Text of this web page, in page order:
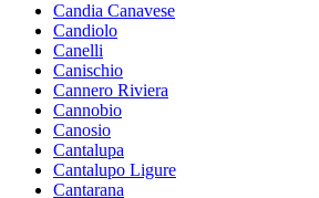
Candia Canavese
Candiolo
Canelli
Canischio
Cannero Riviera
Cannobio
Canosio
Cantalupa
Cantalupo Ligure
Cantarana